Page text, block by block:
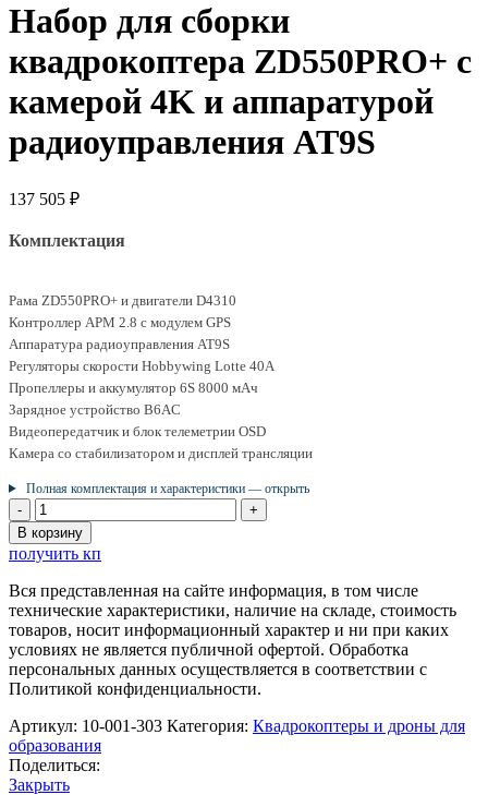
Набор для сборки
квадрокоптера ZD550PRO+ с
камерой 4K и аппаратурой
радиоуправления AT9S
137 505 ₽
Комплектация
Рама ZD550PRO+ и двигатели D4310
Контроллер APM 2.8 с модулем GPS
Аппаратура радиоуправления AT9S
Регуляторы скорости Hobbywing Lotte 40А
Пропеллеры и аккумулятор 6S 8000 мАч
Зарядное устройство B6AC
Видеопередатчик и блок телеметрии OSD
Камера со стабилизатором и дисплей трансляции
Полная комплектация и характеристики — открыть
Количество
товара
Набор
для
сборки
квадрокоптера
ZD550PRO+
с
камерой
4K
аппаратурой
радиоуправления
AT9S
В корзину
получить кп
Вся представленная на сайте информация, в том числе
технические характеристики, наличие на складе, стоимость
товаров, носит информационный характер и ни при каких
условиях не является публичной офертой. Обработка
персональных данных осуществляется в соответствии с
Политикой конфиденциальности.
Артикул: 10-001-303 Категория: Квадрокоптеры и дроны для
образования
Поделиться:
Закрыть